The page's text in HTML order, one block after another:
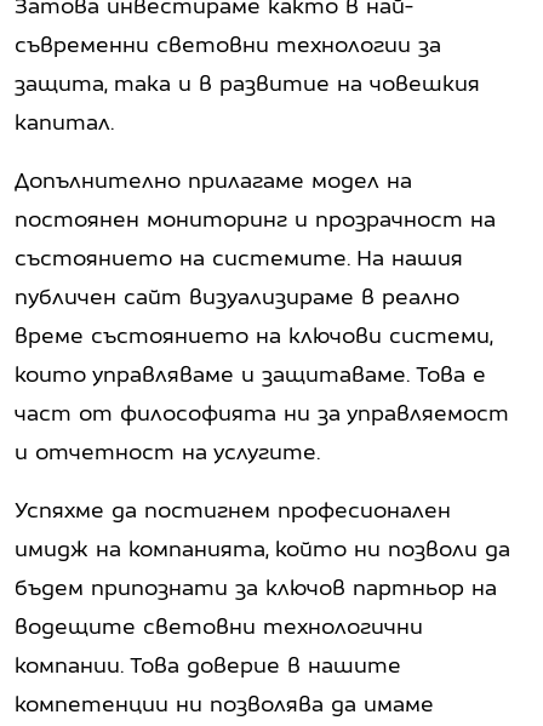
съвременни световни технологии за
защита, така и в развитие на човешкия
капитал.
Допълнително прилагаме модел на
постоянен мониторинг и прозрачност на
състоянието на системите. На нашия
публичен сайт визуализираме в реално
време състоянието на ключови системи,
които управляваме и защитаваме. Това е
част от философията ни за управляемост
и отчетност на услугите.
Успяхме да постигнем професионален
имидж на компанията, който ни позволи да
бъдем припознати за ключов партньор на
водещите световни технологични
компании. Това доверие в нашите
компетенции ни позволява да имаме